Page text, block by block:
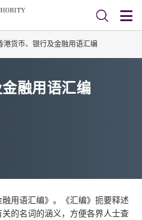
港货币、银行及金融用语汇编
融用语汇编
用语汇编》。《汇编》扼要释述
的名词的涵义，方便各界人士查